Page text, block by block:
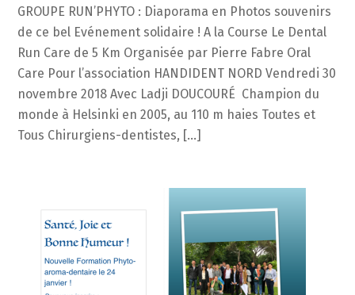
GROUPE RUN’PHYTO : Diaporama en Photos souvenirs
de ce bel Evénement solidaire ! A la Course Le Dental
Run Care de 5 Km Organisée par Pierre Fabre Oral
Care Pour l’association HANDIDENT NORD Vendredi 30
novembre 2018 Avec Ladji DOUCOURÉ Champion du
monde à Helsinki en 2005, au 110 m haies Toutes et
Tous Chirurgiens-dentistes, […]